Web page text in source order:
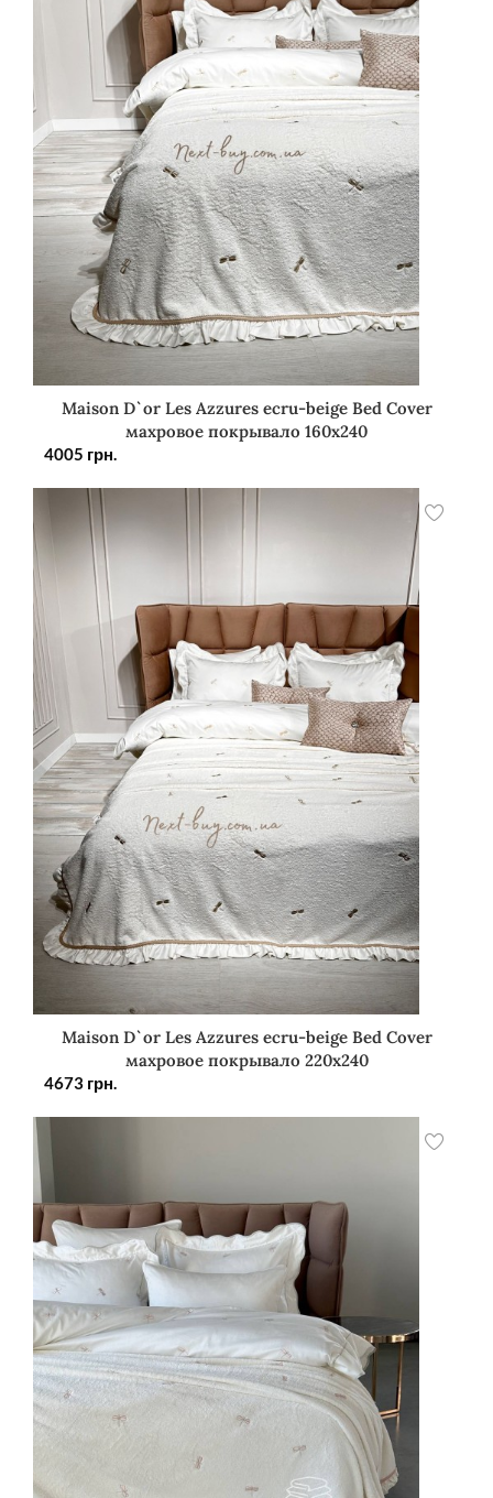
Maison D`or Les Azzures ecru-beige Bed Cover
махровое покрывало 160х240
4005 грн.
Maison D`or Les Azzures ecru-beige Bed Cover
махровое покрывало 220х240
4673 грн.